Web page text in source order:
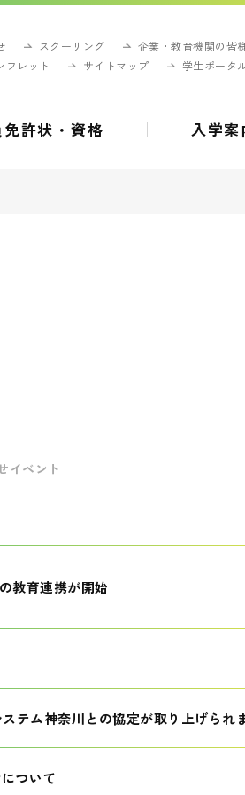
スクーリング
企業・教育機関の皆
フレット
サイトマップ 学生ポータ
免許状・資格 入学案
イベント
教育連携が開始
テム神奈川との協定が取り上げられ
ついて